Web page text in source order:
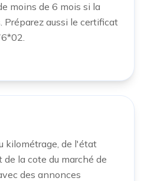
moins de 6 mois si la
Préparez aussi le certificat
kilométrage, de l'état
la cote du marché de
des annonces